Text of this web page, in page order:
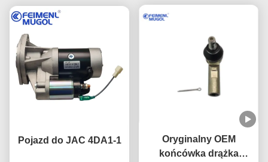
Pojazd do JAC 4DA1-1
Oryginalny OEM
końcówka drążka